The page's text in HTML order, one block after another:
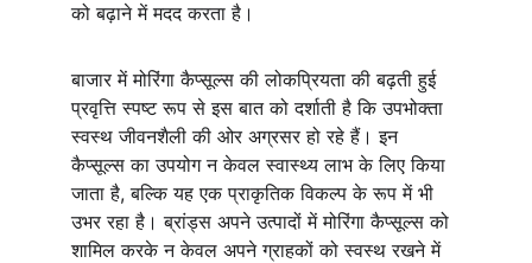
को बढ़ाने में मदद करता है।
बाजार में मोरिंगा कैप्सूल्स की लोकप्रियता की बढ़ती हुई
प्रवृत्ति स्पष्ट रूप से इस बात को दर्शाती है कि उपभोक्ता
स्वस्थ जीवनशैली की ओर अग्रसर हो रहे हैं। इन
कैप्सूल्स का उपयोग न केवल स्वास्थ्य लाभ के लिए किया
जाता है, बल्कि यह एक प्राकृतिक विकल्प के रूप में भी
उभर रहा है। ब्रांड्स अपने उत्पादों में मोरिंगा कैप्सूल्स को
शामिल करके न केवल अपने ग्राहकों को स्वस्थ रखने में